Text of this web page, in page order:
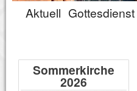
Aktuell Gottesdienst
Sommerkirche
2026